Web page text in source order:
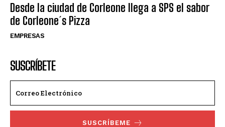
Desde la ciudad de Corleone llega a SPS el sabor
de Corleone´s Pizza
EMPRESAS
SUSCRÍBETE
SUSCRÍBEME